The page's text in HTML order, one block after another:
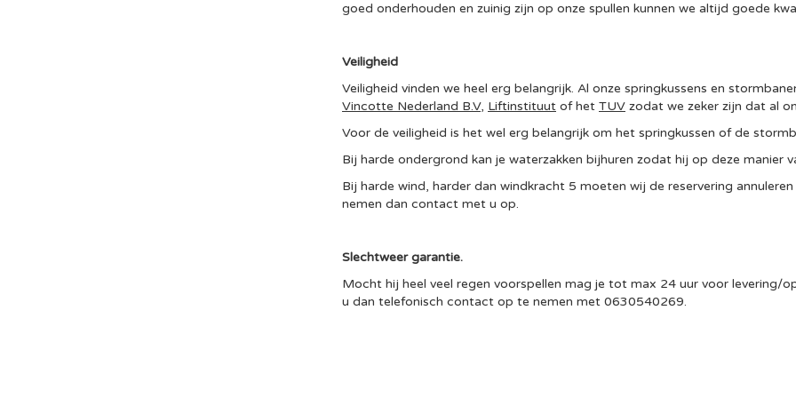
goed onderhouden en zuinig zijn op onze spullen kunnen we altijd goede
Veiligheid
Veiligheid vinden we heel erg belangrijk. Al onze springkussens en
Vincotte Nederland B.V, Liftinstituut of het TUV zodat we zeker zijn dat al
Voor de veiligheid is het wel erg belangrijk om het springkussen of de
Bij harde ondergrond kan je waterzakken bijhuren zodat hij op deze manier
Bij harde wind, harder dan windkracht 5 moeten wij de reservering
nemen dan contact met u op.
Slechtweer garantie.
Mocht hij heel veel regen voorspellen mag je tot max 24 uur voor levering/
u dan telefonisch contact op te nemen met 0630540269.